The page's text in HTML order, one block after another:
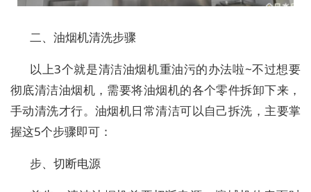
二、油烟机清洗步骤
以上3个就是清洁油烟机重油污的办法啦~不过想要
彻底清洁油烟机，需要将油烟机的各个零件拆卸下来，
手动清洗才行。油烟机日常清洁可以自己拆洗，主要掌
握这5个步骤即可：
步、切断电源